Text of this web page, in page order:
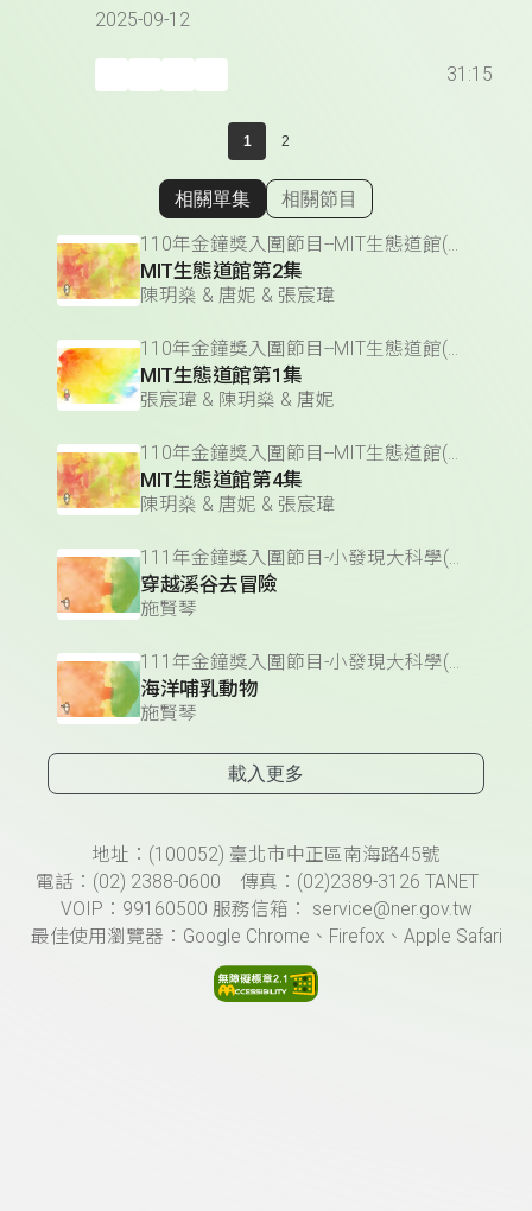
2025-09-12
31:15
1 2
顯示相關單集
相關單集 相關節目
110年金鐘獎入圍節目--MIT生態道館(兒童節目獎&主持人獎)
MIT生態道館第2集
陳玥燊 & 唐妮 & 張宸瑋
110年金鐘獎入圍節目--MIT生態道館(兒童節目獎&主持人獎)
MIT生態道館第1集
張宸瑋 & 陳玥燊 & 唐妮
110年金鐘獎入圍節目--MIT生態道館(兒童節目獎&主持人獎)
MIT生態道館第4集
陳玥燊 & 唐妮 & 張宸瑋
111年金鐘獎入圍節目-小發現大科學(兒童節目獎)
穿越溪谷去冒險
施賢琴
111年金鐘獎入圍節目-小發現大科學(兒童節目獎)
海洋哺乳動物
施賢琴
載入更多
頁尾資訊地址：(100052) 臺北市中正區南海路45號
電話：(02) 2388-0600 傳真：(02)2389-3126 TANET
VOIP：99160500 服務信箱： service@ner.gov.tw
最佳使用瀏覽器：Google Chrome、Firefox、Apple Safari